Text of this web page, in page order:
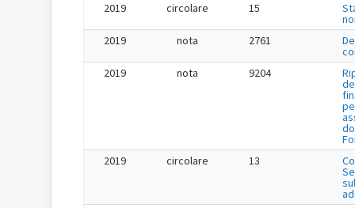
2019
circolare 15
2019
nota 2761
2019
nota 9204
2019
circolare 13